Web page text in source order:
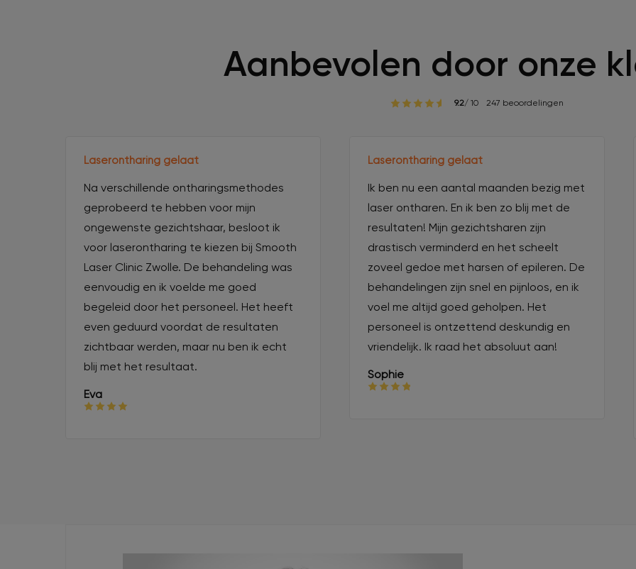
Aanbevolen door onze
9.2/ 10 247 beoordelingen
Laserontharing gelaat
Na verschillende ontharingsmethodes
geprobeerd te hebben voor mijn
ongewenste gezichtshaar, besloot ik
voor laserontharing te kiezen bij Smooth
Laser Clinic Zwolle. De behandeling was
eenvoudig en ik voelde me goed
begeleid door het personeel. Het heeft
even geduurd voordat de resultaten
zichtbaar werden, maar nu ben ik echt
blij met het resultaat.
Eva
Laserontharing gelaat
Ik ben nu een aantal maanden bezig met
laser ontharen. En ik ben zo blij met de
resultaten! Mijn gezichtsharen zijn
drastisch verminderd en het scheelt
zoveel gedoe met harsen of epileren. De
behandelingen zijn snel en pijnloos, en ik
voel me altijd goed geholpen. Het
personeel is ontzettend deskundig en
vriendelijk. Ik raad het absoluut aan!
Sophie